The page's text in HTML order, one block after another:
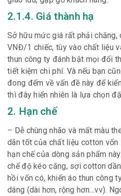
2.1.4. Giá thành hạ
Sở hữu mức giá rất phải
VNĐ/1 chiếc, tùy vào chất liệu
thun công ty đánh bật mọi đối
tiết kiệm chi phí. Và nếu bạn
đong đếm về vấn đề này để
thì đây hiển nhiên là lựa chọn
2. Hạn chế
– Dễ chùng nhão và mất màu
dãn tốt của chất liệu cotton
hạn chế của dòng sản phẩm
chế độ kéo căng, sợi cotton
hồi vốn có, khiến áo thun công
dáng (dài hơn, rộng hơn…vv).